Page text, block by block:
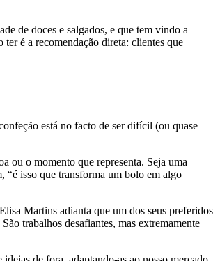
de doces e salgados, e que tem vindo a
é a recomendação direta: clientes que
está no facto de ser difícil (ou quase
ou o momento que representa. Seja uma
“é isso que transforma um bolo em algo
Martins adianta que um dos seus preferidos
trabalhos desafiantes, mas extremamente